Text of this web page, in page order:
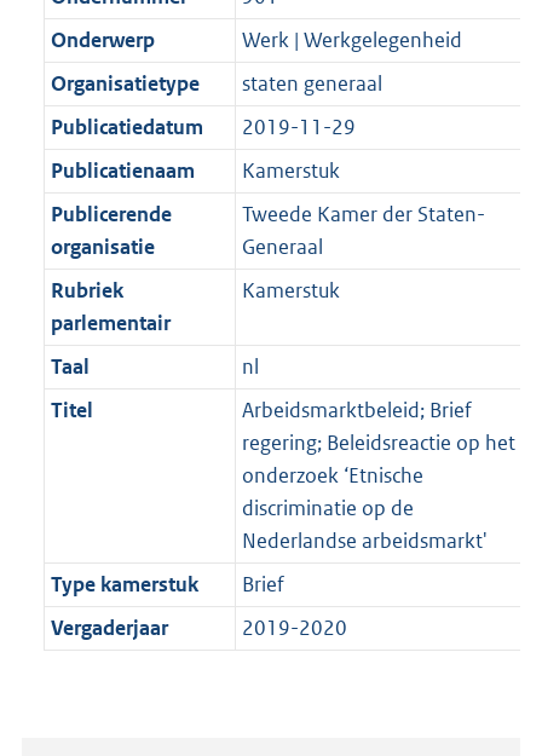
Onderwerp
Werk | Werkgelegenheid
Organisatietype
staten generaal
Publicatiedatum
2019-11-29
Publicatienaam
Kamerstuk
Publicerende
organisatie
Tweede Kamer der Staten-
Generaal
Rubriek
parlementair
Kamerstuk
Taal
nl
Titel
Arbeidsmarktbeleid; Brief
regering; Beleidsreactie op het
onderzoek ‘Etnische
discriminatie op de
Nederlandse arbeidsmarkt'
Type kamerstuk
Brief
Vergaderjaar
2019-2020